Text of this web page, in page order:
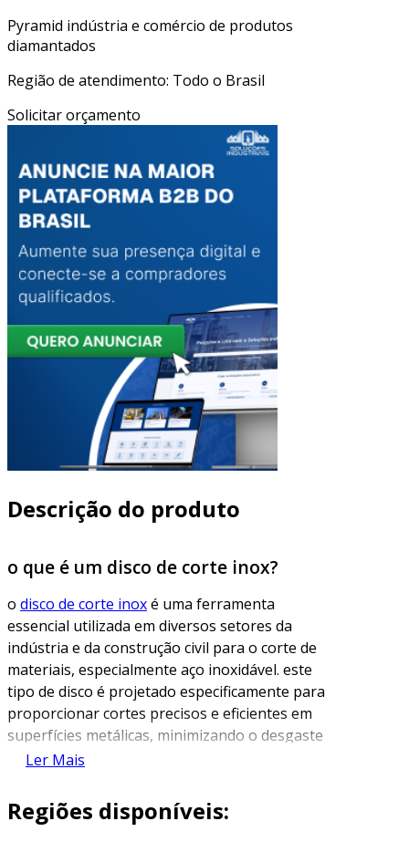
Pyramid indústria e comércio de produtos
diamantados
Região de atendimento: Todo o Brasil
Solicitar orçamento
Descrição do produto
o que é um disco de corte inox?
o disco de corte inoxé uma ferramenta
essencial utilizada em diversos setores da
indústria e da construção civil para o corte de
materiais, especialmente aço inoxidável. este
tipo de disco é projetado especificamente para
proporcionar cortes precisos e eficientes em
superfícies metálicas, minimizando o desgaste
e aumentando a durabilidade da ferramenta.
qualidade, os discos de corte inox possuem
Ler Mais
Regiões disponíveis: